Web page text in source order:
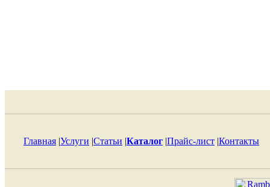
Главная |Услуги |Статьи |Каталог |Прайс-лист |Контакты